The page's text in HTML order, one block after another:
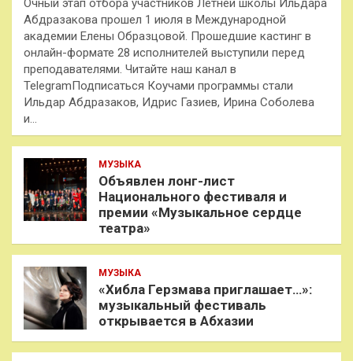
Очный этап отбора участников Летней школы Ильдара
Абдразакова прошел 1 июля в Международной
академии Елены Образцовой. Прошедшие кастинг в
онлайн-формате 28 исполнителей выступили перед
преподавателями. Читайте наш канал в
TelegramПодписаться Коучами программы стали
Ильдар Абдразаков, Идрис Газиев, Ирина Соболева
и…
МУЗЫКА
Объявлен лонг-лист
Национального фестиваля и
премии «Музыкальное сердце
театра»
МУЗЫКА
«Хибла Герзмава приглашает…»:
музыкальный фестиваль
открывается в Абхазии